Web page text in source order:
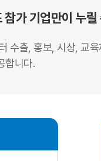
참가 기업만이 누
수출, 홍보, 시상, 교육
합니다.